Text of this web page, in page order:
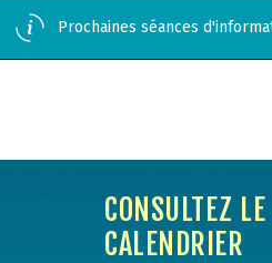
Prochaines séances
CONSULTEZ LE
CALENDRIER